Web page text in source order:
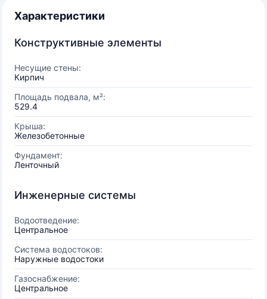
Характеристики
Конструктивные элементы
Несущие стены:
Кирпич
Площадь подвала, м²:
529.4
Крыша:
Железобетонные
Фундамент:
Ленточный
Инженерные системы
Водоотведение:
Центральное
Система водостоков:
Наружные водостоки
Газоснабжение:
Центральное